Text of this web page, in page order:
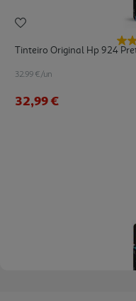
Tinteiro Original Hp 924
32.99 €/un
32,99 €